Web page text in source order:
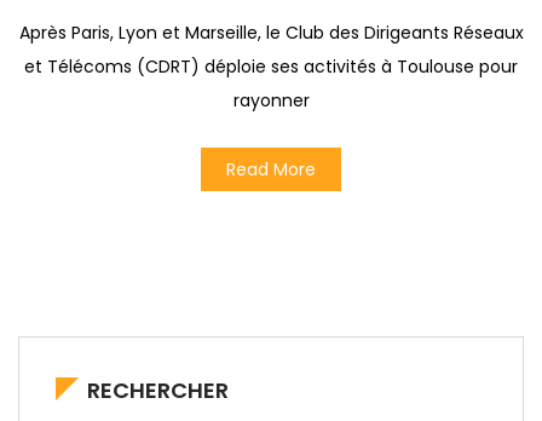
Après Paris, Lyon et Marseille, le Club des Dirigeants Réseaux
et Télécoms (CDRT) déploie ses activités à Toulouse pour
rayonner
Read More
RECHERCHER